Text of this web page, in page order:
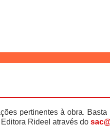
pertinentes à obra.
Rideel através do